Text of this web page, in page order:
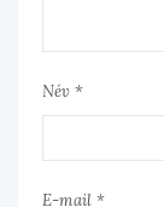
Név *
E-mail *